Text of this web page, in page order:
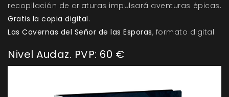
recopilación de criaturas impulsará aventuras épicas.
Gratis la copia digital.
Las Cavernas del Señor de las Esporas, formato digital
Nivel Audaz. PVP: 60 €